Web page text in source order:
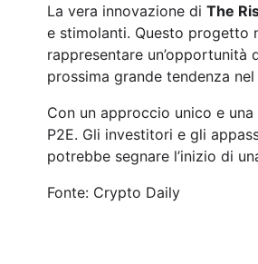
La vera innovazione di The
e stimolanti. Questo progetto
rappresentare
prossima grande tendenza
Con un approccio unico e
P2E. Gli investitori e gli
potrebbe segnare l’inizio di
Fonte: Crypto Daily